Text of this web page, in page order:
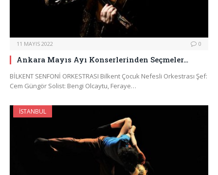
11 MAYIS 2022 0
Ankara Mayıs Ayı Konserlerinden Seçmeler…
BİLKENT SENFONİ ORKESTRASI Bilkent Çocuk Nefesli Orkestrası Şef:
Cem Güngör Solist: Bengi Olcaytu, Feraye…
İSTANBUL